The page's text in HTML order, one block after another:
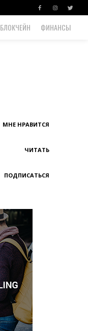
БЛОКЧЕЙН ФИНАНСЫ
МНЕ НРАВИТСЯ
ЧИТАТЬ
ПОДПИСАТЬСЯ